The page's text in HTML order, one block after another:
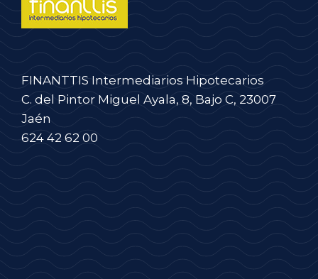
FINANTTIS Intermediarios Hipotecarios
C. del Pintor Miguel Ayala, 8, Bajo C, 23007
Jaén
624 42 62 00